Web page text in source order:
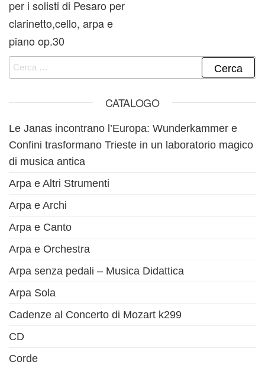
per i solisti di Pesaro per
clarinetto,cello, arpa e
piano op.30
Ricerca per:
CATALOGO
Le Janas incontrano l’Europa: Wunderkammer e
Confini trasformano Trieste in un laboratorio magico
di musica antica
Arpa e Altri Strumenti
Arpa e Archi
Arpa e Canto
Arpa e Orchestra
Arpa senza pedali – Musica Didattica
Arpa Sola
Cadenze al Concerto di Mozart k299
CD
Corde